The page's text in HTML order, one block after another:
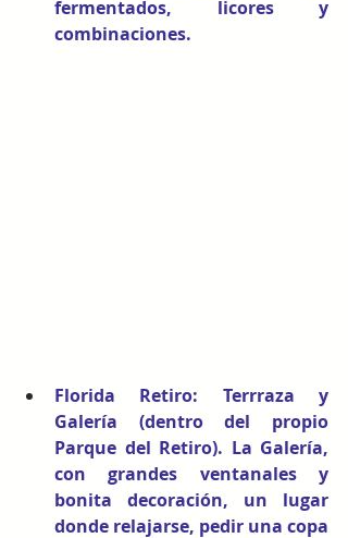
fermentados, licores y
combinaciones.
Florida Retiro: Terrraza y
Galería (dentro del propio
Parque del Retiro). La Galería,
con grandes ventanales y
bonita decoración, un lugar
donde relajarse, pedir una copa